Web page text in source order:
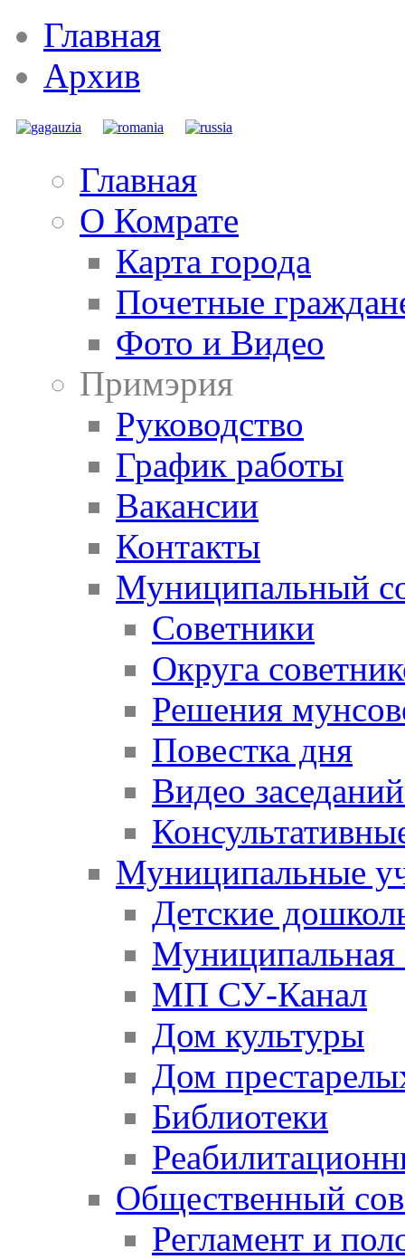
Главная
Архив
Главная
О Комрате
Карта города
Почетные
Фото и Видео
Примэрия
Руководство
График работы
Вакансии
Контакты
Муниципальный
Советники
Округа
Решения
Повестка дня
Видео
Муниципальные
Детские
Муниципальная
МП СУ-Канал
Дом культуры
Дом
Библиотеки
Общественный
Регламент и